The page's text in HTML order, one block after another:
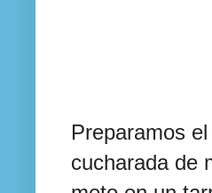
Preparamos
cucharada de